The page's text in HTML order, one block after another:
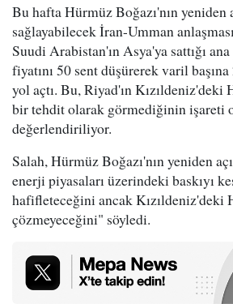
Bu hafta Hürmüz Boğazı'nın yeniden
sağlayabilecek İran-Umman
Suudi Arabistan'ın Asya'ya sattığı
fiyatını 50 sent düşürerek varil
yol açtı. Bu, Riyad'ın Kızıldeniz'deki
bir tehdit olarak görmediğinin işareti
değerlendiriliyor.
Salah, Hürmüz Boğazı'nın yeniden
enerji piyasaları üzerindeki baskıyı
hafifleteceğini ancak Kızıldeniz'deki
çözmeyeceğini" söyledi.